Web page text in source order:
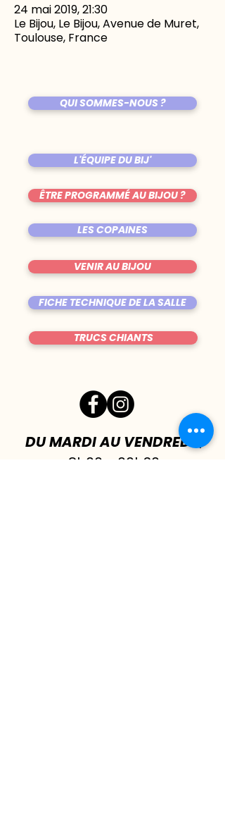
24 mai 2019, 21:30
Le Bijou, Le Bijou, Avenue de Muret,
Toulouse, France
QUI SOMMES-NOUS ?
L'ÉQUIPE DU BIJ'
ÊTRE PROGRAMMÉ AU BIJOU ?
LES COPAINES
VENIR AU BIJOU
FICHE TECHNIQUE DE LA SALLE
TRUCS CHIANTS
DU MARDI AU VENDREDI |
8h00 - 00h30